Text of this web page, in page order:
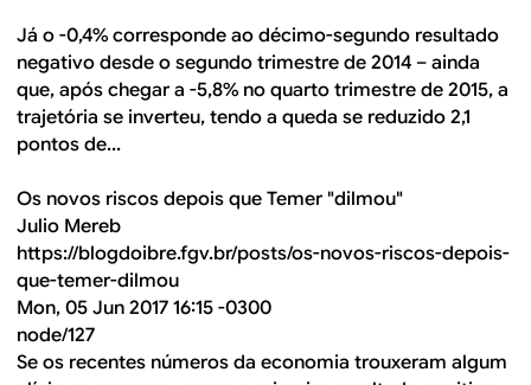
Já o -0,4% corresponde ao décimo-segundo resultado
negativo desde o segundo trimestre de 2014 – ainda
que, após chegar a -5,8% no quarto trimestre de 2015, a
trajetória se inverteu, tendo a queda se reduzido 2,1
pontos de...
Os novos riscos depois que Temer "dilmou"
Julio Mereb
https://blogdoibre.fgv.br/posts/os-novos-riscos-depois-
que-temer-dilmou
Mon, 05 Jun 2017 16:15 -0300
node/127
Se os recentes números da economia trouxeram algum